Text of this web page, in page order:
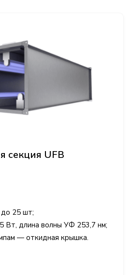
секция UFB
25 шт;
длина волны УФ 253,7 нм;
— откидная крышка.